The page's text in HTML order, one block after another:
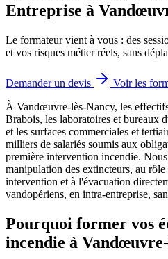
Entreprise à
Le formateur vient à vous : des
et vos risques métier réels, sans
Demander un devis
Voir les
À Vandœuvre-lès-Nancy, les
Brabois, les laboratoires et bureaux
et les surfaces commerciales et
milliers de salariés soumis aux
première intervention incendie.
manipulation des extincteurs, au
intervention et à l'évacuation
vandopériens, en intra-entreprise,
Pourquoi former vos
incendie à